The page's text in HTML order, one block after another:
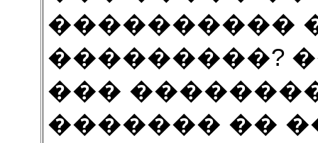
����������
���������?
���
������� ��